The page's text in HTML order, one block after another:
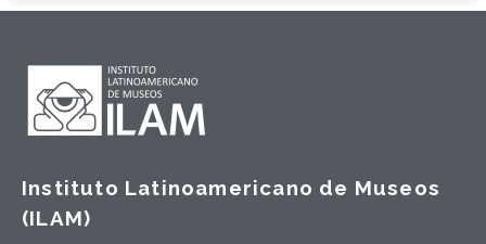
Instituto Latinoamericano de Museos
(ILAM)